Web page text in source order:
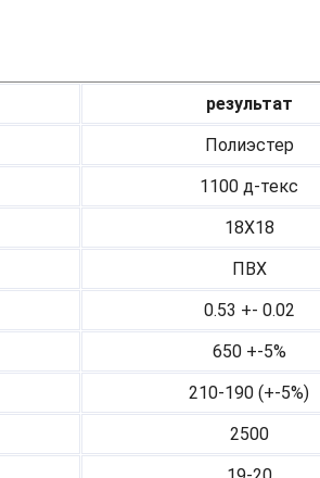
результат
Полиэстер
1100 д-текс
18Х18
ПВХ
0.53 +- 0.02
650 +-5%
210-190 (+-5%)
2500